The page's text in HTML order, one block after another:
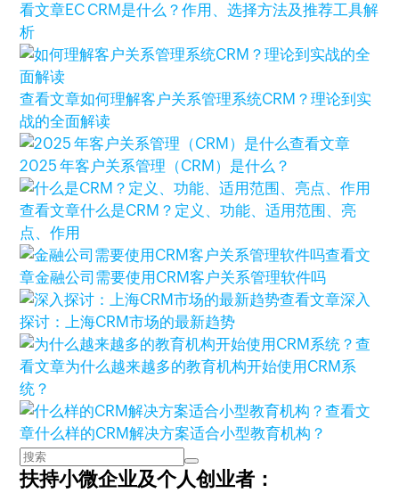
看文章EC CRM是什么？作用、选择方法及推荐工具解
析
查看文章如何理解客户关系管理系统CRM？理论到实
战的全面解读
查看文章
2025 年客户关系管理（CRM）是什么？
查看文章什么是CRM？定义、功能、适用范围、亮
点、作用
查看文
章金融公司需要使用CRM客户关系管理软件吗
查看文章深入
探讨：上海CRM市场的最新趋势
查
看文章为什么越来越多的教育机构开始使用CRM系
统？
查看文
章什么样的CRM解决方案适合小型教育机构？
扶持小微企业及个人创业者：